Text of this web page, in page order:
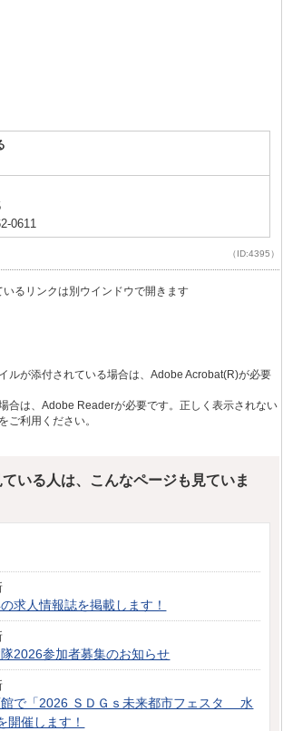
0611
（ID:4395）
いるリンクは別ウインドウで開きます
ルが添付されている場合は、Adobe Acrobat(R)が必要
合は、Adobe Readerが必要です。正しく表示されない
ご利用ください。
いる人は、こんなページも見ていま
求人情報誌を掲載します！
2026参加者募集のお知らせ
館で「2026 ＳＤＧｓ未来都市フェスタ 水
開催します！